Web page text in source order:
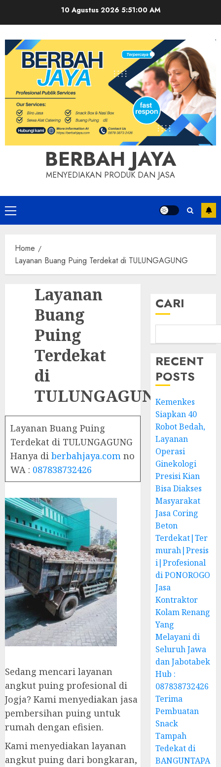
10 Agustus 20265:51:01 AM
BERBAH JAYA
MENYEDIAKAN PRODUK DAN JASA
Primary
Menu
Home
Layanan Buang Puing Terdekat di TULUNGAGUNG
Layanan
Buang
Puing
Terdekat
di
TULUNGAGUNG
Layanan Buang Puing
Terdekat di TULUNGAGUNG
Hanya di berbahjaya.com no
WA : 087838732426
Sedang mencari layanan
angkut puing profesional di
Jogja? Kami menyediakan jasa
pembersihan puing untuk
rumah dengan efisien.
Kami menyediakan layanan
angkut puing dari bongkaran,
CARI
RECENT
POSTS
Kemenkes
Siapkan 40
Robot Bedah,
Layanan
Operasi
Ginekologi
Presisi Kian
Bisa Diakses
Masyarakat
Jasa Coring
Beton
Terdekat|Ter
murah|Presis
i|Profesional
di PONOROGO
Jasa
Kontraktor
Kolam Renang
Yang
Melayani di
Seluruh Jawa
dan Jabotabek
Hub :
087838732426
Terima
Pembuatan
Snack
Tampah
Tedekat di
BANGUNTAPA